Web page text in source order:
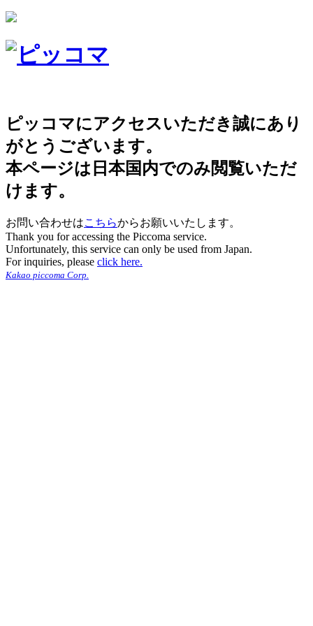
ピッコマにアクセスいただき誠にあり
がとうございます。
本ページは日本国内でのみ閲覧いただ
けます。
お問い合わせはこちらからお願いいたします。
Thank you for accessing the Piccoma service.
Unfortunately, this service can only be used from Japan.
For inquiries, please click here.
Kakao piccoma Corp.